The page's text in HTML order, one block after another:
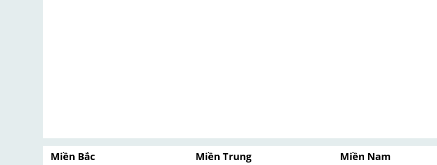
Miền Bắc Miền Trung Miền Nam